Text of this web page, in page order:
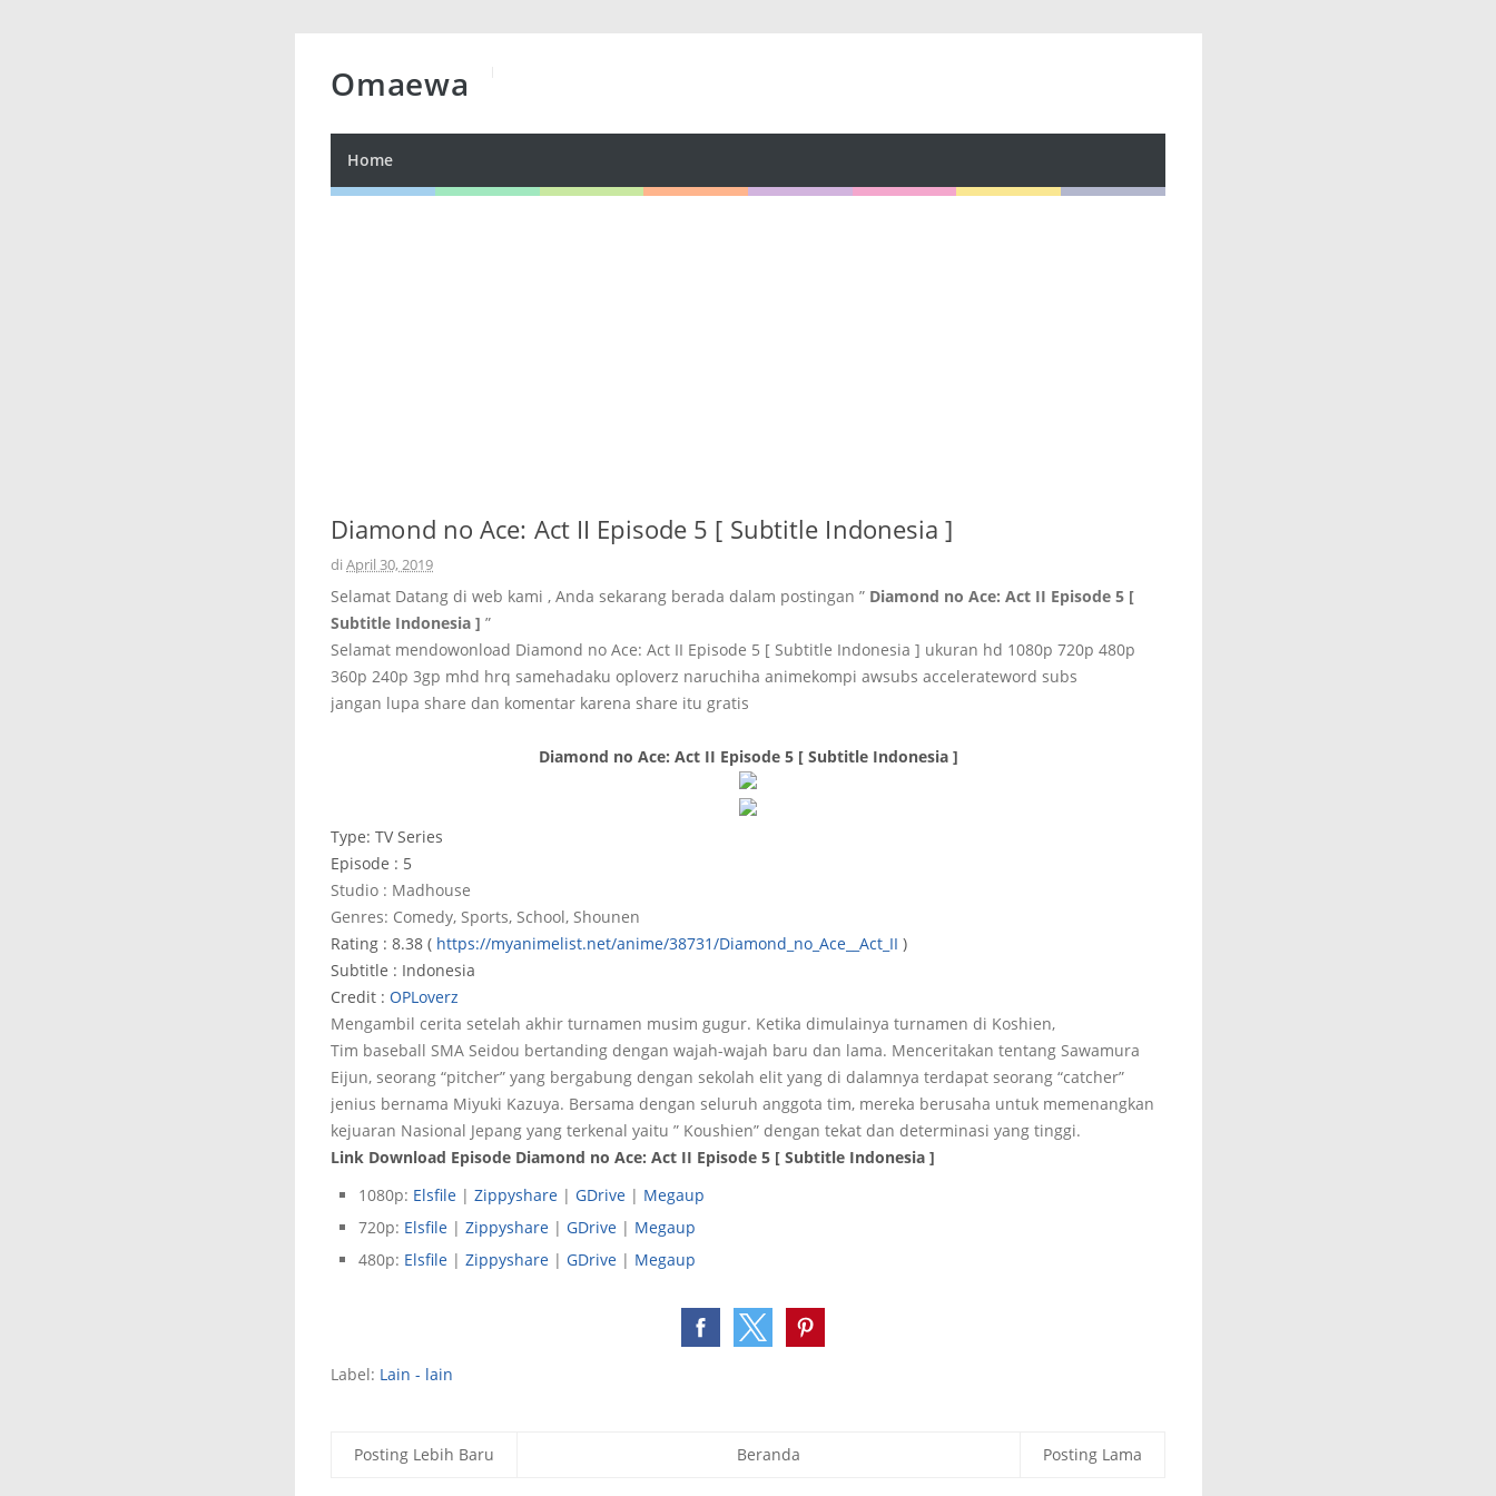
Omaewa
Home
Diamond no Ace: Act II Episode 5 [ Subtitle Indonesia ]
di April 30, 2019
Selamat Datang di web kami , Anda sekarang berada dalam postingan ” Diamond no Ace: Act II Episode 5 [
Subtitle Indonesia ] ”
Selamat mendowonload Diamond no Ace: Act II Episode 5 [ Subtitle Indonesia ] ukuran hd 1080p 720p 480p
360p 240p 3gp mhd hrq samehadaku oploverz naruchiha animekompi awsubs accelerateword subs
jangan lupa share dan komentar karena share itu gratis
Diamond no Ace: Act II Episode 5 [ Subtitle Indonesia ]
Type: TV Series
Episode : 5
Studio : Madhouse
Genres: Comedy, Sports, School, Shounen
Rating : 8.38 ( https://myanimelist.net/anime/38731/Diamond_no_Ace__Act_II )
Subtitle : Indonesia
Credit : OPLoverz
Mengambil cerita setelah akhir turnamen musim gugur. Ketika dimulainya turnamen di Koshien,
Tim baseball SMA Seidou bertanding dengan wajah-wajah baru dan lama. Menceritakan tentang Sawamura
Eijun, seorang “pitcher” yang bergabung dengan sekolah elit yang di dalamnya terdapat seorang “catcher”
jenius bernama Miyuki Kazuya. Bersama dengan seluruh anggota tim, mereka berusaha untuk memenangkan
kejuaran Nasional Jepang yang terkenal yaitu ” Koushien” dengan tekat dan determinasi yang tinggi.
Link Download Episode Diamond no Ace: Act II Episode 5 [ Subtitle Indonesia ]
1080p: Elsfile | Zippyshare | GDrive | Megaup
720p: Elsfile | Zippyshare | GDrive | Megaup
480p: Elsfile | Zippyshare | GDrive | Megaup
Label: Lain - lain
Posting Lebih Baru Posting Lama
Beranda